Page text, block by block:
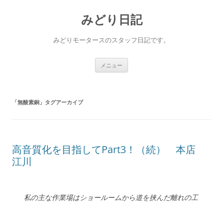
みどり日記
みどりモータースのスタッフ日記です。
メニュー
「無酸素銅 」タグアーカイブ
高音質化を目指してPart3！（続） 本店
江川
私の主な作業場はショールームから道を挟んだ離れの工